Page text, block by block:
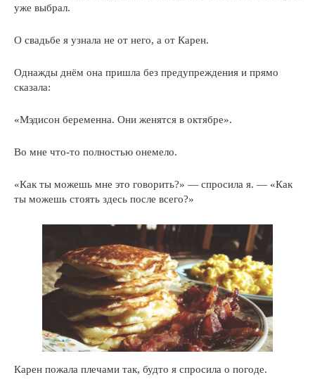
уже выбрал.
О свадьбе я узнала не от него, а от Карен.
Однажды днём она пришла без предупреждения и прямо
сказала:
«Мэдисон беременна. Они женятся в октябре».
Во мне что-то полностью онемело.
«Как ты можешь мне это говорить?» — спросила я. — «Как
ты можешь стоять здесь после всего?»
Карен пожала плечами так, будто я спросила о погоде.